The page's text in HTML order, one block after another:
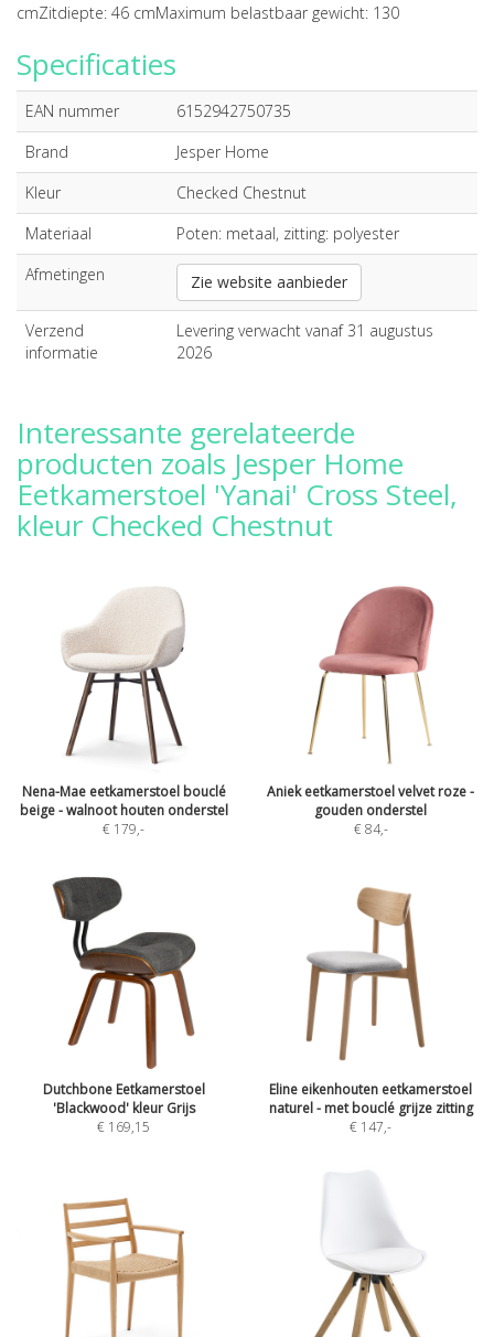
cmZitdiepte: 46 cmMaximum belastbaar gewicht: 130
Specificaties
EAN nummer
6152942750735
Brand
Jesper Home
Kleur
Checked Chestnut
Materiaal
Poten: metaal, zitting: polyester
Afmetingen
Zie website aanbieder
Verzend
informatie
Levering verwacht vanaf 31 augustus
2026
Interessante gerelateerde
producten zoals Jesper Home
Eetkamerstoel 'Yanai' Cross Steel,
kleur Checked Chestnut
Nena-Mae eetkamerstoel bouclé
beige - walnoot houten onderstel
€ 179,-
Aniek eetkamerstoel velvet roze -
gouden onderstel
€ 84,-
Dutchbone Eetkamerstoel
'Blackwood' kleur Grijs
€ 169,15
Eline eikenhouten eetkamerstoel
naturel - met bouclé grijze zitting
€ 147,-